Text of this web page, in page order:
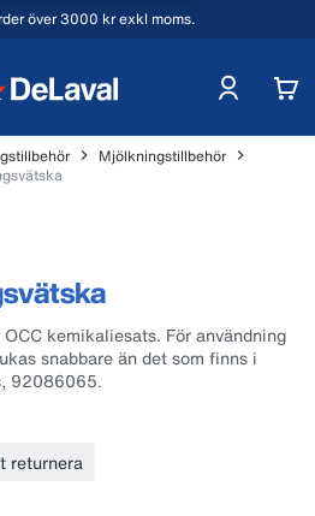
över 3000 kr exkl moms.
Mjölkningstillbehör
kemikaliesats. För användning
snabbare än det som finns i
92086065.
returnera